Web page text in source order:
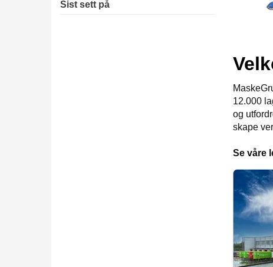
Sist sett på
12.000
og
skape
Se våre